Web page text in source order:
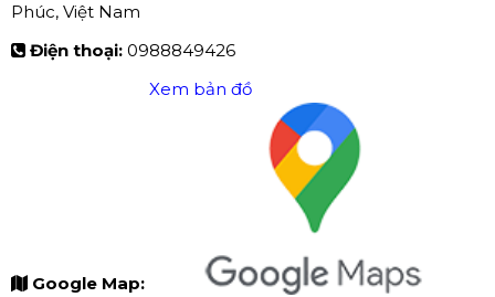
Phúc, Việt Nam
Điện thoại: 0988849426
Google Map:
Xem bản đồ